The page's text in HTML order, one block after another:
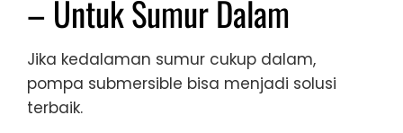
– Untuk Sumur Dalam
Jika kedalaman sumur cukup dalam,
pompa submersible bisa menjadi solusi
terbaik.